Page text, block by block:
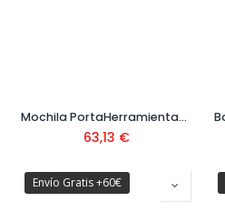
Mochila PortaHerramientas con Ruedas Ref. 1-79-215
63,13 €
Envío Gratis +60€